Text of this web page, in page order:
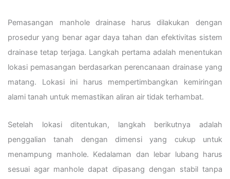
Pemasangan manhole drainase harus dilakukan dengan
prosedur yang benar agar daya tahan dan efektivitas sistem
drainase tetap terjaga. Langkah pertama adalah menentukan
lokasi pemasangan berdasarkan perencanaan drainase yang
matang. Lokasi ini harus mempertimbangkan kemiringan
alami tanah untuk memastikan aliran air tidak terhambat.
Setelah lokasi ditentukan, langkah berikutnya adalah
penggalian tanah dengan dimensi yang cukup untuk
menampung manhole. Kedalaman dan lebar lubang harus
sesuai agar manhole dapat dipasang dengan stabil tanpa